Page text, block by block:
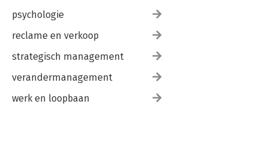
psychologie
reclame en verkoop
strategisch management
verandermanagement
werk en loopbaan